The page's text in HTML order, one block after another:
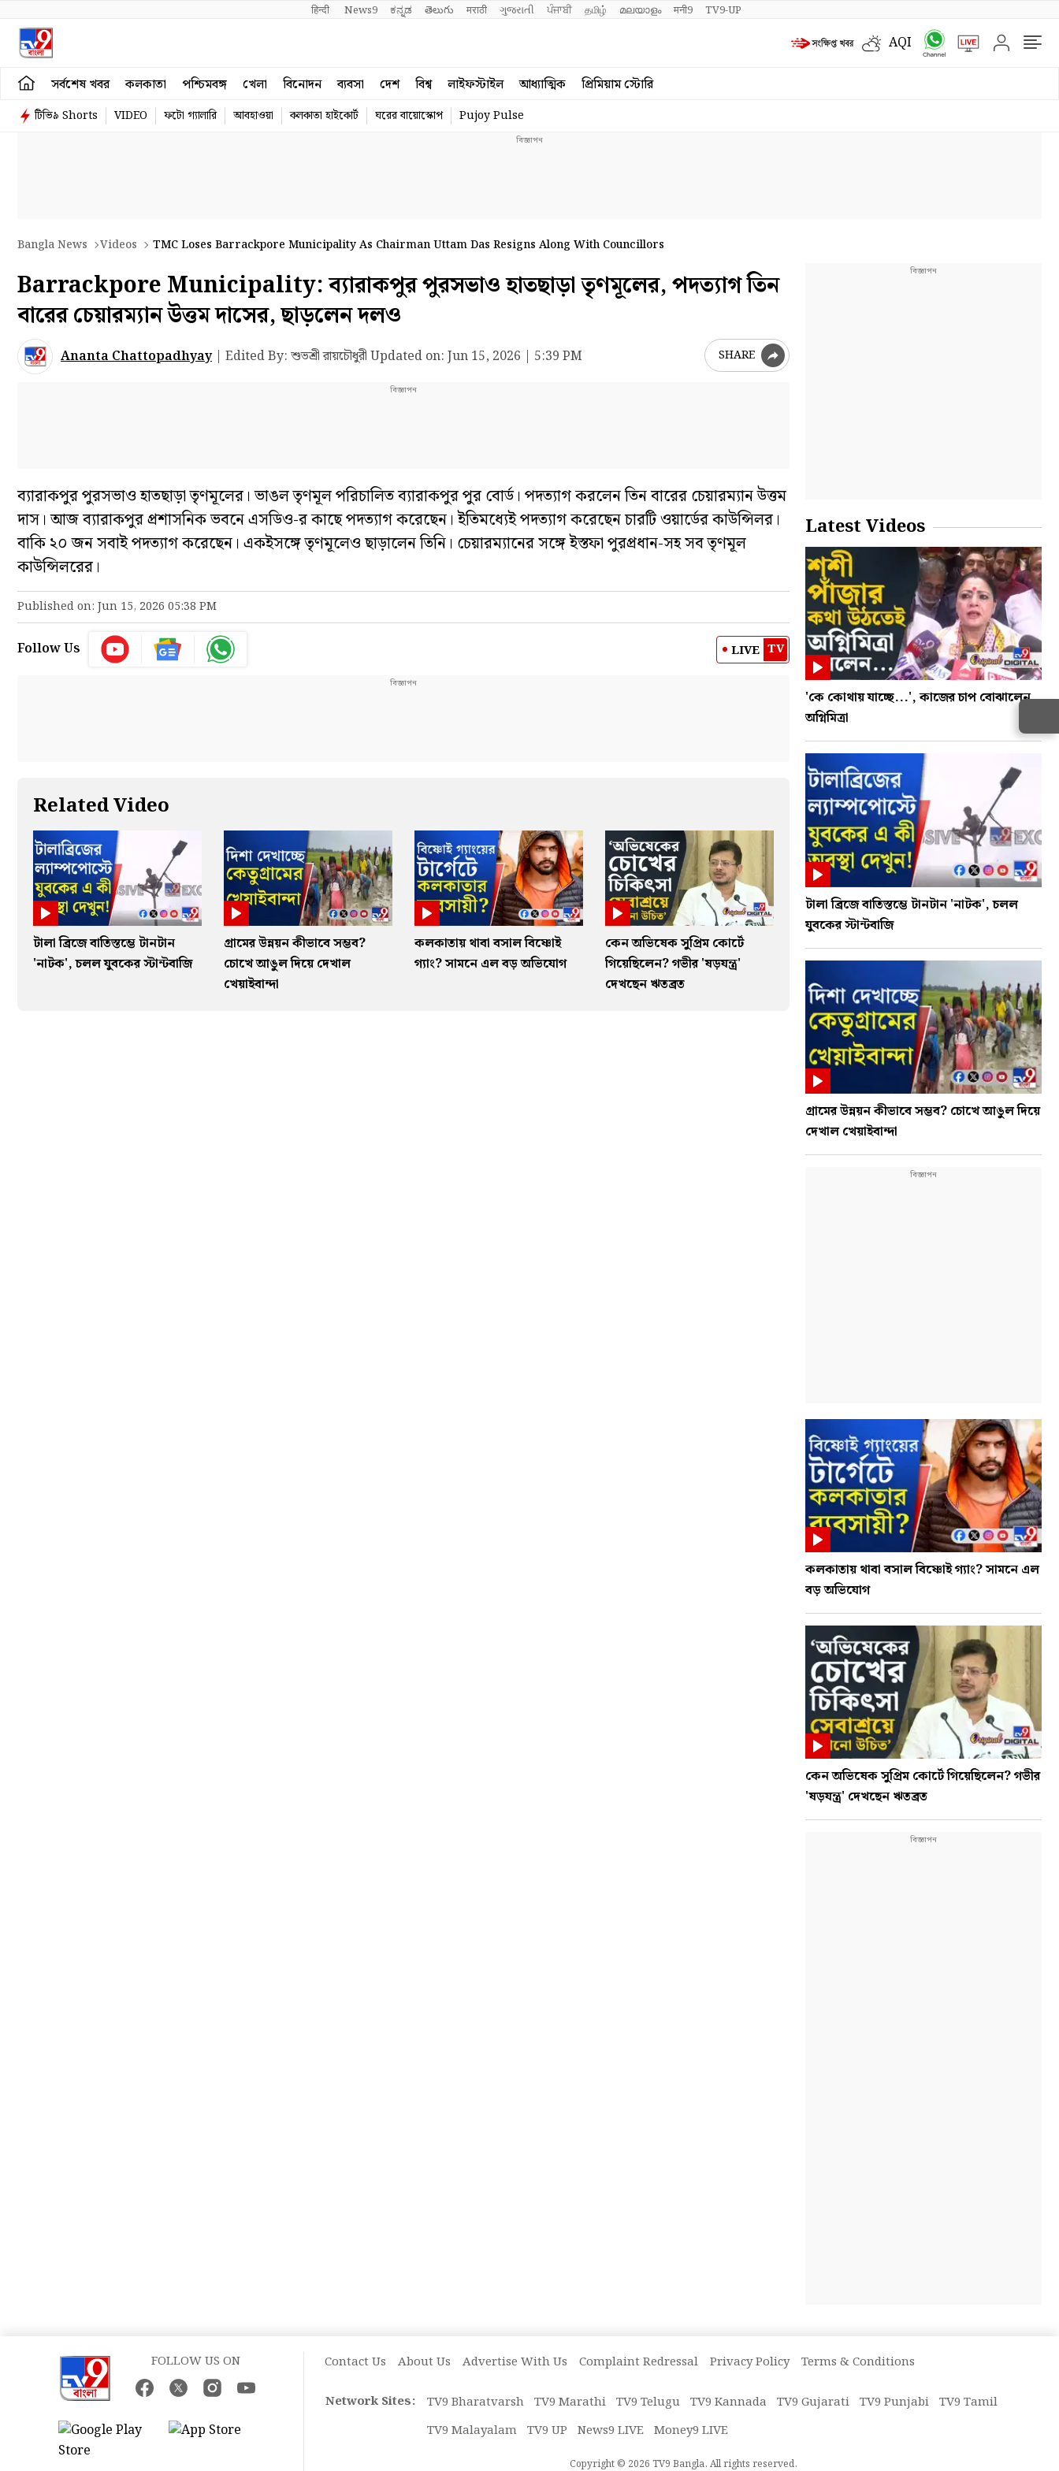
हिन्दी News9 ಕನ್ನಡ తెలుగు मराठी ગુજરાતી ਪੰਜਾਬੀ தமிழ் മലയാളം मनी9 TV9-UP
AQI
সর্বশেষ খবর কলকাতা পশ্চিমবঙ্গ খেলা বিনোদন ব্যবসা দেশ বিশ্ব লাইফস্টাইল আধ্যাত্মিক প্রিমিয়াম স্টোরি
টিভি৯ Shorts VIDEO ফটো গ্যালারি আবহাওয়া কলকাতা হাইকোর্ট ঘরের বায়োস্কোপ Pujoy Pulse
Bangla News Videos TMC Loses Barrackpore Municipality As Chairman Uttam Das Resigns Along With Councillors
Barrackpore Municipality: ব্যারাকপুর পুরসভাও হাতছাড়া তৃণমূলের, পদত্যাগ তিন
বারের চেয়ারম্যান উত্তম দাসের, ছাড়লেন দলও
Ananta Chattopadhyay| Edited By: শুভশ্রী রায়চৌধুরী Updated on: Jun 15, 2026 | 5:39 PM SHARE
ব্যারাকপুর পুরসভাও হাতছাড়া তৃণমূলের। ভাঙল তৃণমূল পরিচালিত ব্যারাকপুর পুর বোর্ড। পদত্যাগ করলেন তিন বারের চেয়ারম্যান উত্তম
দাস। আজ ব্যারাকপুর প্রশাসনিক ভবনে এসডিও-র কাছে পদত্যাগ করেছেন। ইতিমধ্যেই পদত্যাগ করেছেন চারটি ওয়ার্ডের কাউন্সিলর।
বাকি ২০ জন সবাই পদত্যাগ করেছেন। একইসঙ্গে তৃণমূলেও ছাড়ালেন তিনি। চেয়ারম্যানের সঙ্গে ইস্তফা পুরপ্রধান-সহ সব তৃণমূল
কাউন্সিলরের।
Published on: Jun 15, 2026 05:38 PM
Follow Us LIVE TV
Related Video
টালা ব্রিজে বাতিস্তম্ভে টানটান
'নাটক', চলল যুবকের স্টান্টবাজি
গ্রামের উন্নয়ন কীভাবে সম্ভব?
চোখে আঙুল দিয়ে দেখাল
খেয়াইবান্দা
কলকাতায় থাবা বসাল বিষ্ণোই
গ্যাং? সামনে এল বড় অভিযোগ
কেন অভিষেক সুপ্রিম কোর্টে
গিয়েছিলেন? গভীর 'ষড়যন্ত্র'
দেখছেন ঋতব্রত
Latest Videos
'কে কোথায় যাচ্ছে...', কাজের চাপ বোঝালেন
অগ্নিমিত্রা
টালা ব্রিজে বাতিস্তম্ভে টানটান 'নাটক', চলল
যুবকের স্টান্টবাজি
গ্রামের উন্নয়ন কীভাবে সম্ভব? চোখে আঙুল দিয়ে
দেখাল খেয়াইবান্দা
কলকাতায় থাবা বসাল বিষ্ণোই গ্যাং? সামনে এল
বড় অভিযোগ
কেন অভিষেক সুপ্রিম কোর্টে গিয়েছিলেন? গভীর
'ষড়যন্ত্র' দেখছেন ঋতব্রত
FOLLOW US ON Contact Us About Us Advertise With Us Complaint Redressal Privacy Policy Terms & Conditions
Network Sites: TV9 Bharatvarsh TV9 Marathi TV9 Telugu TV9 Kannada TV9 Gujarati TV9 Punjabi TV9 Tamil
TV9 Malayalam TV9 UP News9 LIVE Money9 LIVE
Copyright © 2026 TV9 Bangla. All rights reserved.